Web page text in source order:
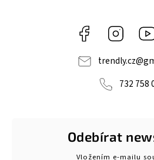
Facebook
trendly.cz@
732 758
Odebírat
Vložením e-mailu